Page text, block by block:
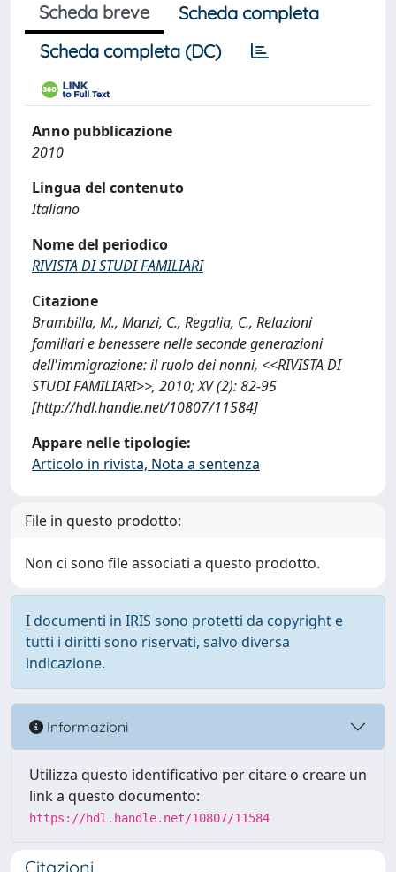
Scheda breve
Scheda completa
Scheda completa (DC)
Anno pubblicazione
2010
Lingua del contenuto
Italiano
Nome del periodico
RIVISTA DI STUDI FAMILIARI
Citazione
Brambilla, M., Manzi, C., Regalia, C., Relazioni
familiari e benessere nelle seconde generazioni
dell'immigrazione: il ruolo dei nonni, <<RIVISTA DI
STUDI FAMILIARI>>, 2010; XV (2): 82-95
[http://hdl.handle.net/10807/11584]
Appare nelle tipologie:
Articolo in rivista, Nota a sentenza
File in questo prodotto:
Non ci sono file associati a questo prodotto.
I documenti in IRIS sono protetti da copyright e
tutti i diritti sono riservati, salvo diversa
indicazione.
Informazioni
Utilizza questo identificativo per citare o creare un
link a questo documento:
https://hdl.handle.net/10807/11584
Citazioni